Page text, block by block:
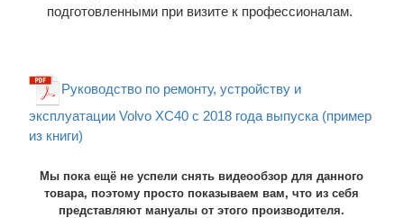
подготовленными при визите к профессионалам.
Руководство по ремонту, устройству и
эксплуатации Volvo XC40 с 2018 года выпуска (пример
из книги)
Мы пока ещё не успели снять видеообзор для данного
товара, поэтому просто показываем вам, что из себя
представляют мануалы от этого производителя.